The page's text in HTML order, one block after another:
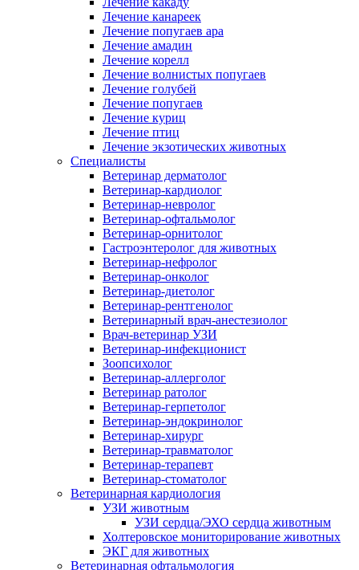
Лечение канареек
Лечение попугаев ара
Лечение амадин
Лечение корелл
Лечение волнистых попугаев
Лечение голубей
Лечение попугаев
Лечение куриц
Лечение птиц
Лечение экзотических животных
Специалисты
Ветеринар дерматолог
Ветеринар-кардиолог
Ветеринар-невролог
Ветеринар-офтальмолог
Ветеринар-орнитолог
Гастроэнтеролог для животных
Ветеринар-нефролог
Ветеринар-онколог
Ветеринар-диетолог
Ветеринар-рентгенолог
Ветеринарный врач-анестезиолог
Врач-ветеринар УЗИ
Ветеринар-инфекционист
Зоопсихолог
Ветеринар-аллерголог
Ветеринар ратолог
Ветеринар-герпетолог
Ветеринар-эндокринолог
Ветеринар-хирург
Ветеринар-травматолог
Ветеринар-терапевт
Ветеринар-стоматолог
Ветеринарная кардиология
УЗИ животным
УЗИ сердца/ЭХО сердца животным
Холтеровское мониторирование животных
ЭКГ для животных
Ветеринарная офтальмология